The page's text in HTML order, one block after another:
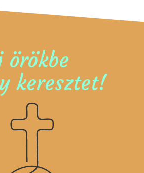
örökbe
keresztet!